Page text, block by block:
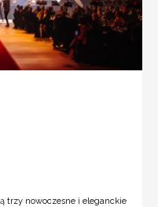
trzy nowoczesne i eleganckie